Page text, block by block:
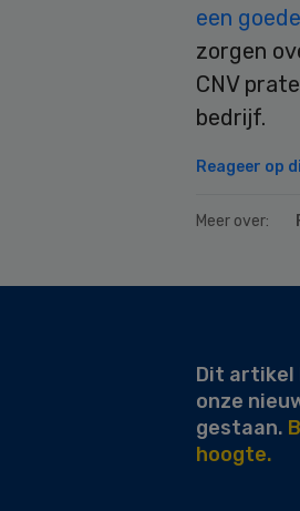
een
zorgen
CNV
bedrijf.
Reageer op
Meer over:
Dit artikel
onze
gestaan.
hoogte.